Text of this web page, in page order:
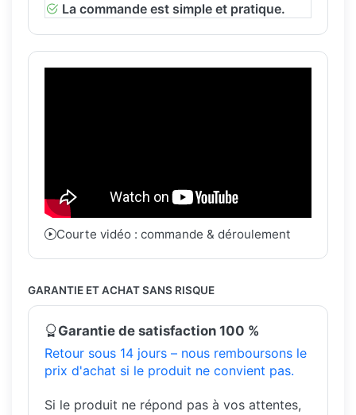
La commande est simple et pratique.
Courte vidéo : commande & déroulement
GARANTIE ET ACHAT SANS RISQUE
Garantie de satisfaction 100 %
Retour sous 14 jours – nous remboursons le
prix d'achat si le produit ne convient pas.
Si le produit ne répond pas à vos attentes,